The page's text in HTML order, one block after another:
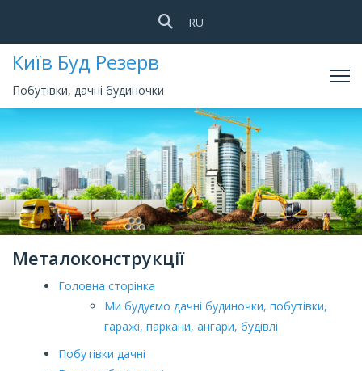
Оберіть свою мову
RU
Київ Буд Резерв
Побутівки, дачні будиночки
Металоконструкції
Головна сторінка
Ми будуємо дачні будиночки, побутівки,
гаражі, паркани, ангари, будівлі
Побутівки дачні